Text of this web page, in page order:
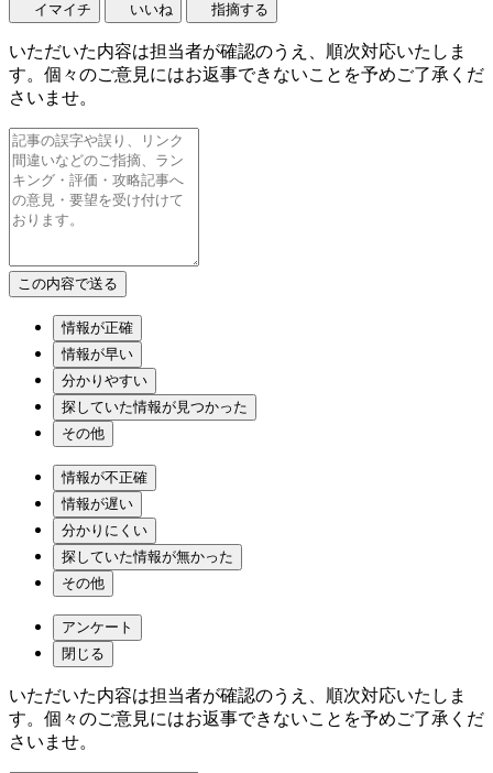
イマイチ いいね 指摘する
いただいた内容は担当者が確認のうえ、順次対応いたしま
す。個々のご意見にはお返事できないことを予めご了承くだ
さいませ。
情報が正確
情報が早い
分かりやすい
探していた情報が見つかった
その他
情報が不正確
情報が遅い
分かりにくい
探していた情報が無かった
その他
アンケート
閉じる
いただいた内容は担当者が確認のうえ、順次対応いたしま
す。個々のご意見にはお返事できないことを予めご了承くだ
さいませ。